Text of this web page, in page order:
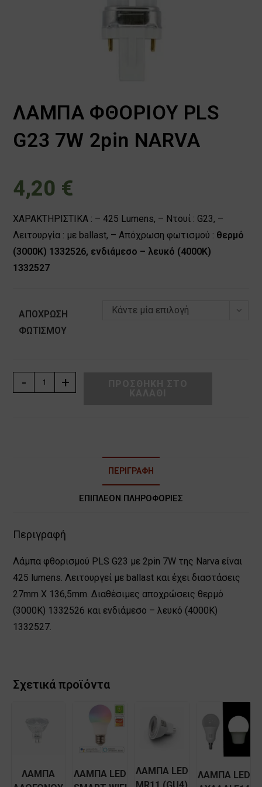
ΛΑΜΠΑ ΦΘΟΡΙΟΥ PLS
G23 7W 2pin NARVA
4,20 €
ΧΑΡΑΚΤΗΡΙΣΤΙΚΑ : – 425 Lumens, – Ντουί : G23, –
Λειτουργία : με ballast, – Απόχρωση φωτισμού : θερμό
(3000Κ) 1332526, ενδιάμεσο – λευκό (4000Κ)
1332527
ΑΠΌΧΡΩΣΗ
ΦΩΤΙΣΜΟΎ
Κάντε μία επιλογή
ΦΘΟΡΙΟΥ
- +
ΠΕΡΙΓΡΑΦΉ
ΕΠΙΠΛΈΟΝ ΠΛΗΡΟΦΟΡΊΕΣ
Περιγραφή
Λάμπα φθορισμού PLS G23 με 2pin 7W της Narva είναι
425 lumens. Λειτουργεί με ballast και έχει διαστάσεις
27mm Χ 136,5mm. Διαθέσιμες αποχρώσεις θερμό
(3000Κ) 1332526 και ενδιάμεσο – λευκό (4000Κ)
1332527.
Σχετικά προϊόντα
ΛΑΜΠΑ
ΛΑΜΠΑ LED
ΛΑΜΠΑ LED
MR11 (GU4)
ΛΑΜΠΑ LED